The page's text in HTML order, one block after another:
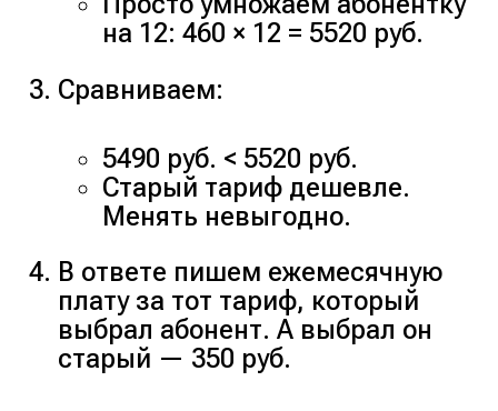
на 12: 460 × 12 = 5520 руб.
Сравниваем:
5490 руб. < 5520 руб.
Старый тариф дешевле.
Менять невыгодно.
В ответе пишем ежемесячную
плату за тот тариф, который
выбрал абонент. А выбрал он
старый — 350 руб.